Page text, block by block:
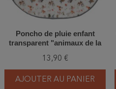
Poncho de pluie enfant
transparent "animaux de la
13,90 €
AJOUTER AU PANIER